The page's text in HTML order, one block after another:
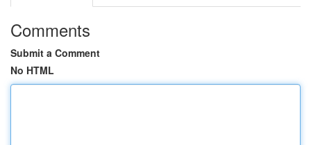
Comments
Submit a Comment
No HTML